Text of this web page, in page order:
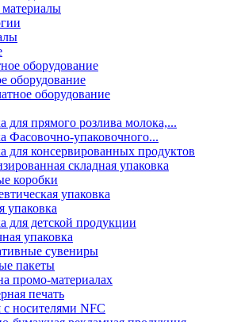
оборудование
оборудование
оборудование
для прямого розлива молока,...
Фасовочно-упаковочного...
для консервированных продуктов
складная упаковка
коробки
упаковка
упаковка
для детской продукции
упаковка
сувениры
пакеты
промо-материалах
печать
с носителями NFC